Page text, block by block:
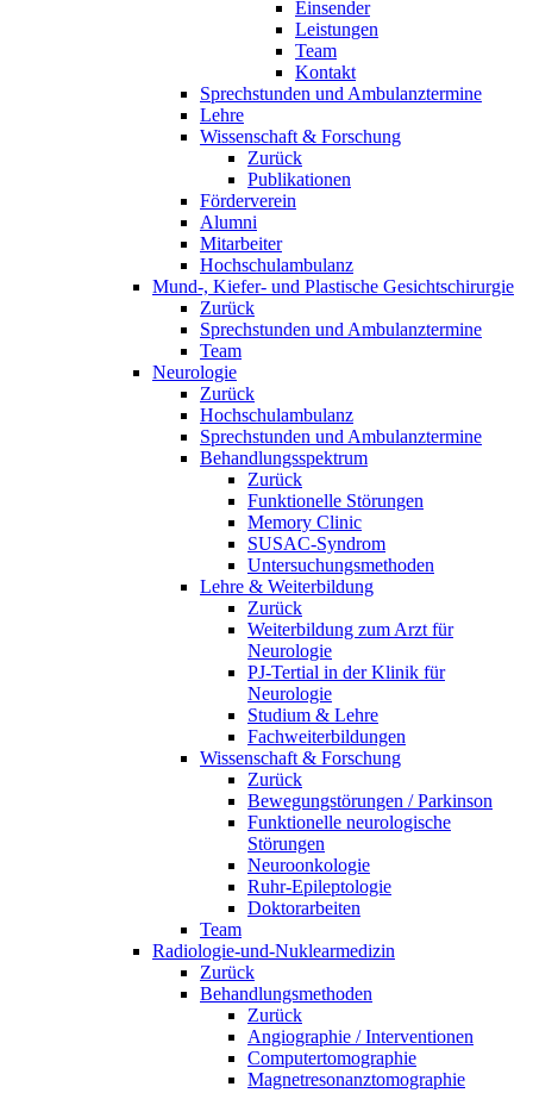
Einsender
Leistungen
Team
Kontakt
Sprechstunden und Ambulanztermine
Lehre
Wissenschaft & Forschung
Zurück
Publikationen
Förderverein
Alumni
Mitarbeiter
Hochschulambulanz
Mund-, Kiefer- und Plastische Gesichtschirurgie
Zurück
Sprechstunden und Ambulanztermine
Team
Neurologie
Zurück
Hochschulambulanz
Sprechstunden und Ambulanztermine
Behandlungsspektrum
Zurück
Funktionelle Störungen
Memory Clinic
SUSAC-Syndrom
Untersuchungsmethoden
Lehre & Weiterbildung
Zurück
Weiterbildung zum Arzt für
Neurologie
PJ-Tertial in der Klinik für
Neurologie
Studium & Lehre
Fachweiterbildungen
Wissenschaft & Forschung
Zurück
Bewegungstörungen / Parkinson
Funktionelle neurologische
Störungen
Neuroonkologie
Ruhr-Epileptologie
Doktorarbeiten
Team
Radiologie-und-Nuklearmedizin
Zurück
Behandlungsmethoden
Zurück
Angiographie / Interventionen
Computertomographie
Magnetresonanztomographie